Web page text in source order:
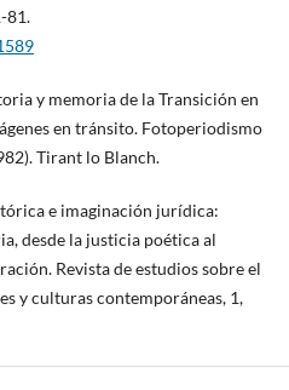
81.
y memoria de la Transición en
en tránsito. Fotoperiodismo
Tirant lo Blanch.
e imaginación jurídica:
desde la justicia poética al
Revista de estudios sobre el
y culturas contemporáneas, 1,